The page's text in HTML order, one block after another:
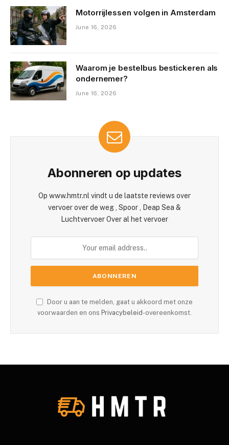
Motorrijlessen volgen in Amsterdam
June 16, 2026
Waarom je bestelbus bestickeren als
ondernemer?
June 16, 2026
Abonneren op updates
Op www.hmtr.nl vindt u de laatste reviews over
vervoer over de weg , Spoor , Deap Sea &
Luchtvervoer Over al het vervoer
Door u aan te melden, gaat u akkoord met onze
voorwaarden en ons Privacybeleid-overeenkomst.